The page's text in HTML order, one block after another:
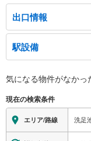
出口情報
出口
洗足池公園、中原街道、
駅設備
※段差なしでの移動経路
地上⇔改札⇔ホーム：○
エレベータ
・各ホーム⇔改札
気になる物件がなかっ
現在の検索条件
エリア/路線 洗足